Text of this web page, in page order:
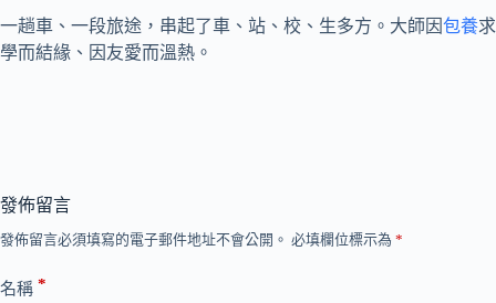
一趟車、一段旅途，串起了車、站、校、生多方。大師因包養求
學而結緣、因友愛而溫熱。
發佈留言
發佈留言必須填寫的電子郵件地址不會公開。 必填欄位標示為 *
名稱 *